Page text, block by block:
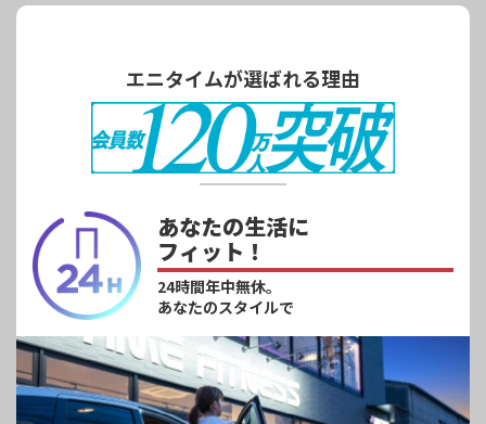
エニタイムが選ばれる理由
あなたの生活に
フィット！
24時間年中無休。
あなたのスタイルで